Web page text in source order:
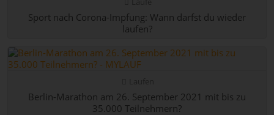
Sport nach Corona-Impfung: Wann darfst du wieder
laufen?
Berlin-Marathon am 26. September 2021 mit bis zu
35.000 Teilnehmern?